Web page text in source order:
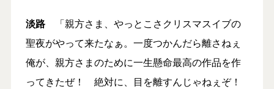
淡路「親方さま、やっとこさクリスマスイブの
聖夜がやって来たなぁ。一度つかんだら離さねぇ
俺が、親方さまのために一生懸命最高の作品を作
ってきたぜ！ 絶対に、目を離すんじゃねぇぞ！